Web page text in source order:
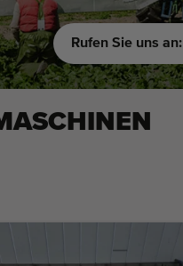
Rufen Sie uns an: